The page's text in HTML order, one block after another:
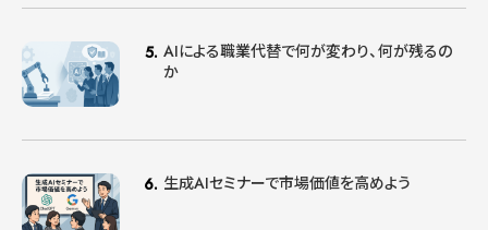
AIによる職業代替で何が変わり、何が残るの
か
生成AIセミナーで市場価値を高めよう